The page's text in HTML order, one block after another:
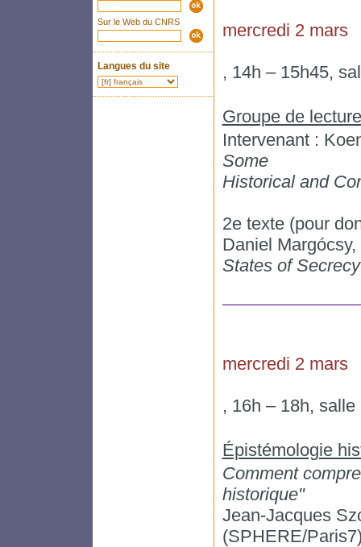
Sur le Web du CNRS
Langues du site
mercredi 2 mars
, 14h – 15h45,
Groupe de
Intervenant :
Some
Historical and
2e texte (pour
Daniel Margócsy,
States of
mercredi 2 mars
, 16h – 18h,
Épistémologie
Comment
historique"
Jean-Jacques
(SPHERE/